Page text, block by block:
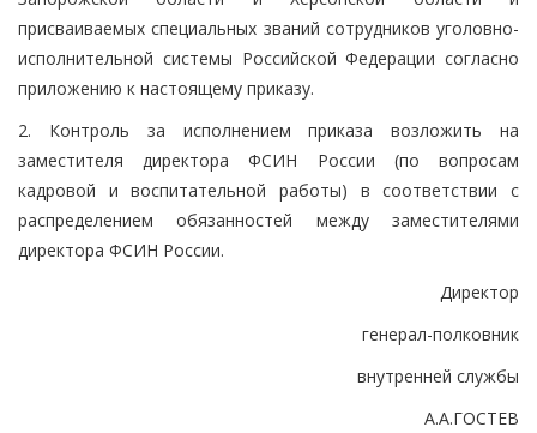
присваиваемых специальных званий сотрудников уголовно-
исполнительной системы Российской Федерации согласно
приложению к настоящему приказу.
2. Контроль за исполнением приказа возложить на
заместителя директора ФСИН России (по вопросам
кадровой и воспитательной работы) в соответствии с
распределением обязанностей между заместителями
директора ФСИН России.
Директор
генерал-полковник
внутренней службы
А.А.ГОСТЕВ